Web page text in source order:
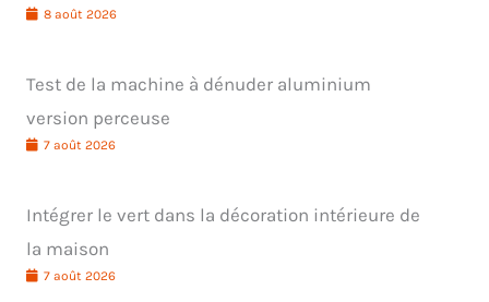
8 août 2026
Test de la machine à dénuder aluminium
version perceuse
7 août 2026
Intégrer le vert dans la décoration intérieure de
la maison
7 août 2026